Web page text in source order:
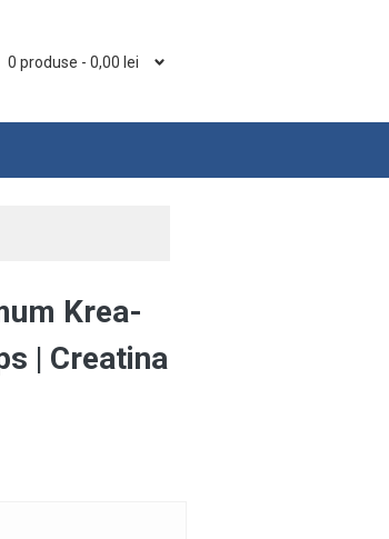
0 produse - 0,00 lei
Krea-
| Creatina